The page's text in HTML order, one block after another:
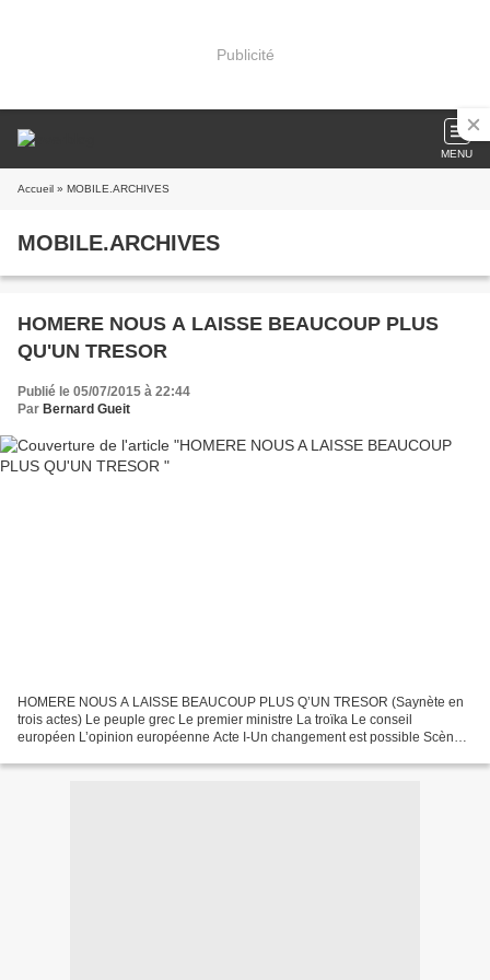
Publicité
MENU
Accueil » MOBILE.ARCHIVES
MOBILE.ARCHIVES
HOMERE NOUS A LAISSE BEAUCOUP PLUS
QU'UN TRESOR
Publié le 05/07/2015 à 22:44
Par Bernard Gueit
HOMERE NOUS A LAISSE BEAUCOUP PLUS Q’UN TRESOR (Saynète en
trois actes) Le peuple grec Le premier ministre La troïka Le conseil
européen L’opinion européenne Acte I-Un changement est possible Scène